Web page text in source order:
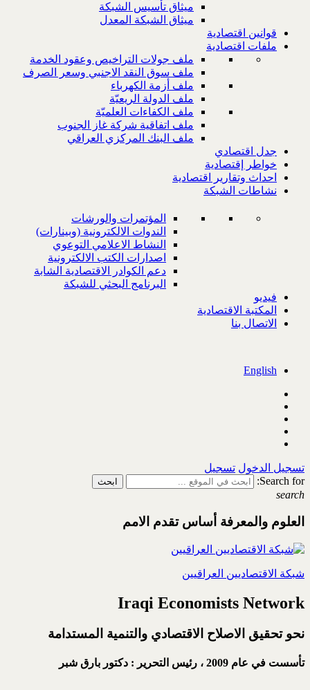
ميثاق تأسيس الشبكة
ميثاق الشبكة المعدل
قوانين اقتصادية
ملفات اقتصادية
ملف جولات التراخيص وعقود الخدمة
ملف سوق النقد الاجنبي وسعر الصرف
ملف أزمة الكهرباء
ملف الدولة الريعيّة
ملف الكفاءات العلميّة
ملف اتفاقية شركة غاز الجنوب
ملف البنك المركزي العراقي
جدل اقتصادي
خواطر إقتصادية
احداث وتقارير اقتصادية
نشاطات الشبكة
المؤتمرات والورشات
الندوات الالكترونية (وبينارات)
النشاط الاعلامي التوعوي
اصدارات الكتب الالكترونية
دعم الكوادر الاقتصادية الشابة
البرنامج البحثي للشبكة
فيديو
المكتبة الاقتصادية
الاتصال بنا
English
تسجيل الدخول تسجيل
Search for:
search
العلوم والمعرفة أساس تقدم الامم
شبكة الاقتصاديين العراقيين
Iraqi Economists Network
نحو تحقيق الاصلاح الاقتصادي والتنمية المستدامة
تأسست في عام 2009 ، رئيس التحرير : دكتور بارق شبر